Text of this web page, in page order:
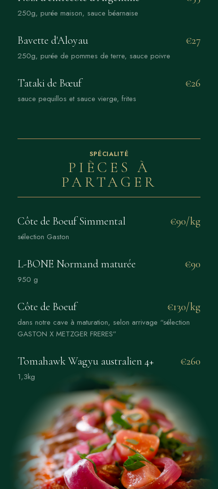
250g, purée maison, sauce béarnaise
Bavette d'Aloyau €27
250g, purée de pommes de terre, sauce poivre
Tataki de Bœuf €26
sauce pequillos et sauce vierge, frites
SPÉCIALITÉ
PIÈCES À
PARTAGER
Côte de Boeuf Simmental €90/kg
sélection Gaston
L-BONE Normand maturée €90
950 g
Côte de Boeuf €130/kg
dans notre cave à maturation, selon arrivage “sélection
GASTON X METZGER FRERES”
Tomahawk Wagyu australien 4+ €260
1,3kg